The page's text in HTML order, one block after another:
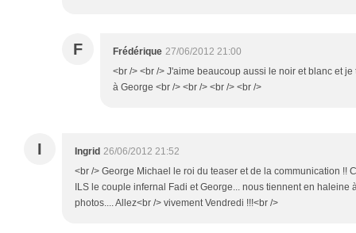
F Frédérique 27/06/2012 21:00
<br /> <br /> J'aime beaucoup aussi le noir et blanc et
à George <br /> <br /> <br /> <br />
I Ingrid 26/06/2012 21:52
<br /> George Michael le roi du teaser et de la communication !!
ILS le couple infernal Fadi et George... nous tiennent en haleine
photos.... Allez<br /> vivement Vendredi !!!<br />